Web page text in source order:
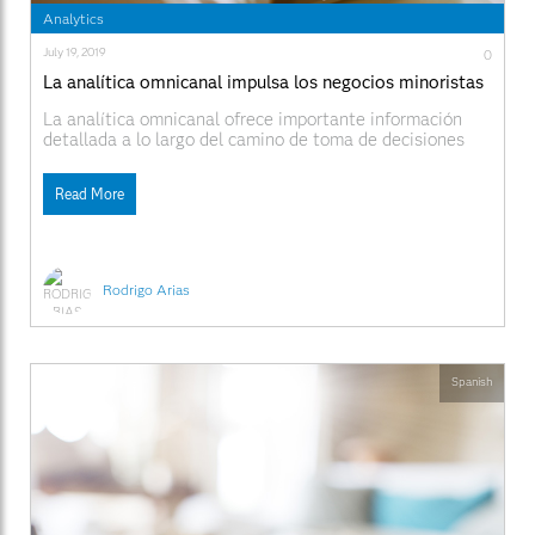
Analytics
Rodrigo Arias
July 19, 2019 0
La analítica omnicanal impulsa los negocios minoristas
La analítica omnicanal ofrece importante información
detallada a lo largo del camino de toma de decisiones
acceso a infinidad de datos que se pueden usar para dar
forma a una experiencia de cliente superior en toda la
cadena de valor. El
Read More
Spanish